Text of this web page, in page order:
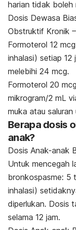
harian tidak boleh
Dosis Dewasa
Obstruktif Kronik
Formoterol 12
inhalasi) setiap
melebihi 24 mcg.
Formoterol 20
mikrogram/2 mL
muka atau saluran
Berapa dosis
anak?
Dosis Anak-anak
Untuk mencegah
bronkospasme: 5
inhalasi)
diperlukan. Dosis
selama 12 jam.